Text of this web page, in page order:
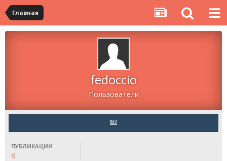
Главная
fedoccio
Пользователи
ПУБЛИКАЦИИ
6